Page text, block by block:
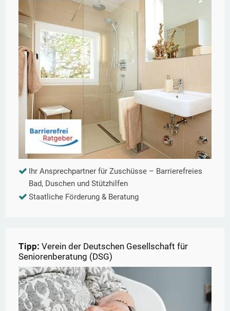
Ihr Ansprechpartner für Zuschüsse – Barrierefreies
Bad, Duschen und Stützhilfen
Staatliche Förderung & Beratung
Tipp: Verein der Deutschen Gesellschaft für
Seniorenberatung (DSG)